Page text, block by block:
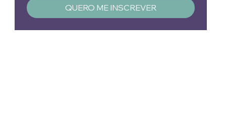
QUERO ME INSCREVER